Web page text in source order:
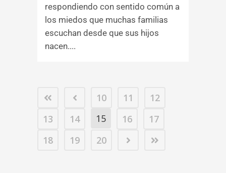
respondiendo con sentido común a
los miedos que muchas familias
escuchan desde que sus hijos
nacen....
10 11
12
13
14 15 16
17
18
19 20